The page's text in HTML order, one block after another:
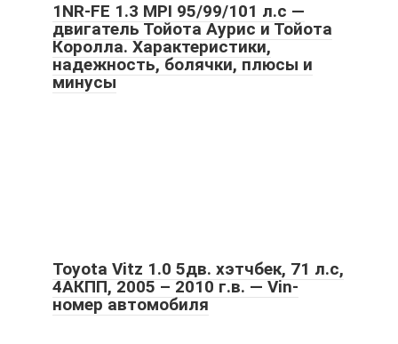
1NR-FE 1.3 MPI 95/99/101 л.с —
двигатель Тойота Аурис и Тойота
Королла. Характеристики,
надежность, болячки, плюсы и
минусы
Toyota Vitz 1.0 5дв. хэтчбек, 71 л.с,
4АКПП, 2005 – 2010 г.в. — Vin-
номер автомобиля